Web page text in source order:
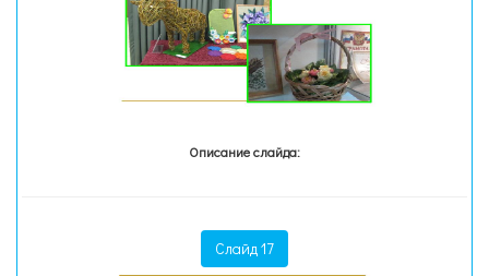
Описание слайда:
Слайд 17